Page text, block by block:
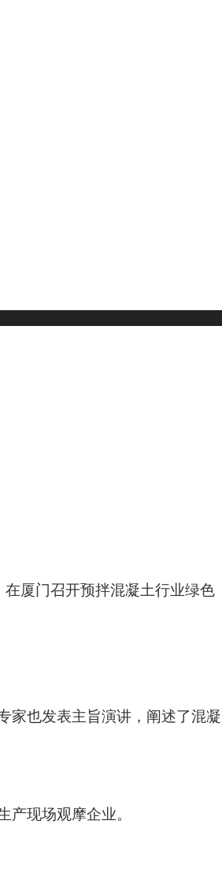
厦门召开预拌混凝土行业绿色
家也发表主旨演讲，阐述了混凝
现场观摩企业。